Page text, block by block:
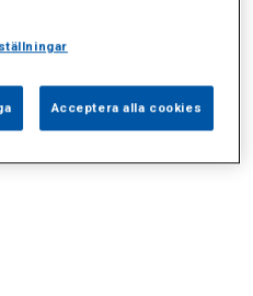
Sophianytt (0)
Acceptera alla cookies